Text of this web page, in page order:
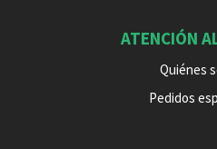
ATENCIÓN
Quiénes
Pedidos